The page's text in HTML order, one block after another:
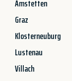
Amstetten
Graz
Klosterneuburg
Lustenau
Villach